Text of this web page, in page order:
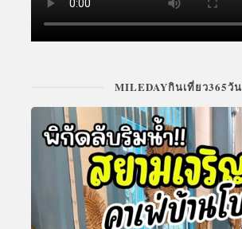
MILEDAYกินเที่ยว365วัน